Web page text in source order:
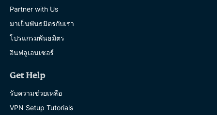
Partner with Us
มาเป็นพันธมิตรกับเรา
โปรแกรมพันธมิตร
อินฟลูเอนเซอร์
Get Help
รับความช่วยเหลือ
VPN Setup Tutorials